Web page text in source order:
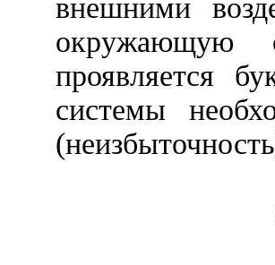
внешними
окружающую
проявляется
системы